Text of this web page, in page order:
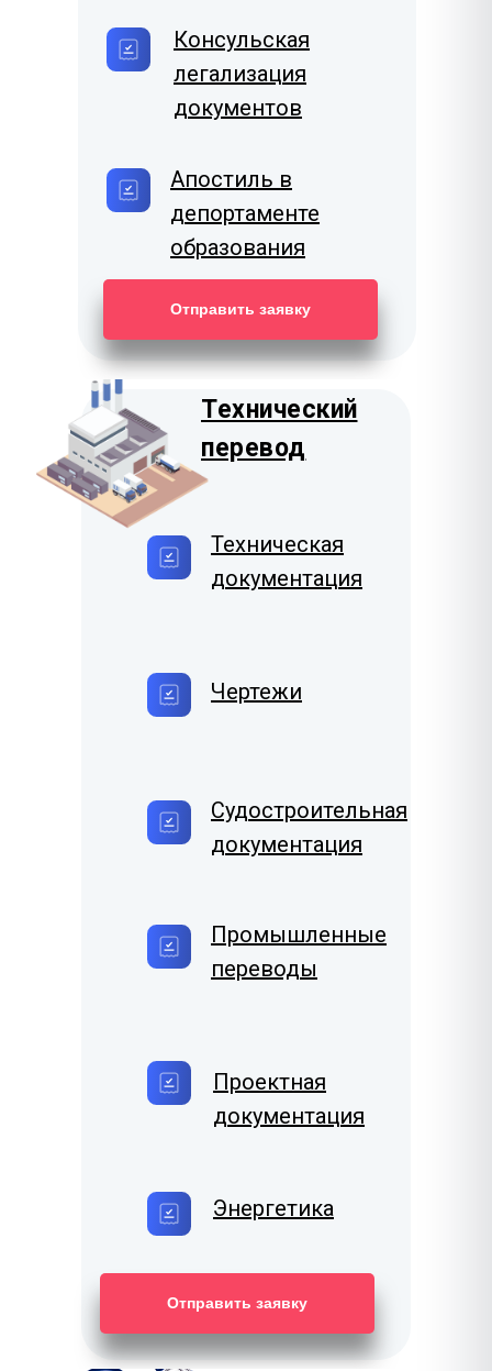
Апостиль в
депортаменте
образования
Консульская
легализация
документов
Отправить заявку
Технический
перевод
Техническая
документация
Судостроительная
документация
Чертежи
Энергетика
Проектная
документация
Промышленные
переводы
Отправить заявку